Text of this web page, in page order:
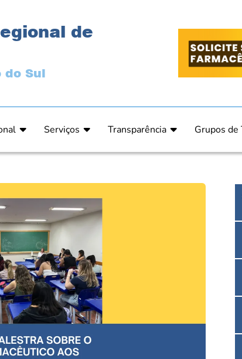
de
do Sul
Julgamento
/ Acórdão
de Ética CRFMS
Serviços
Cartas de Serviços – Procedimentos e
Prazos de Processos Secretaria
Orientações Técnicas
Ouvidoria
Dúvidas Frequentes
Convenção Coletiva 2025/2026 – Piso salarial
Consulta de Farmacêuticos e
Transparência
Proteção de Dados – LGPD
Grupos de
Estética
Farmácia
Pesquisa
Saúde